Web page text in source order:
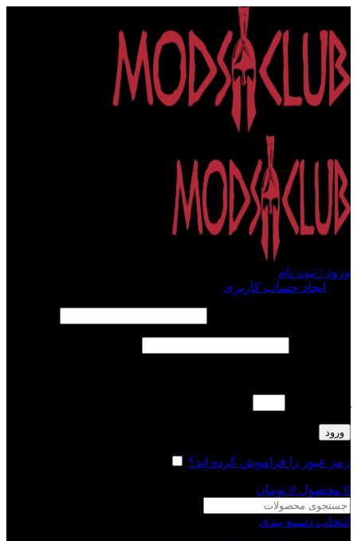
ورود / ثبت نام
ایجاد حساب کاربری
ورود
رمز عبور را فراموش کرده اید؟
0 محصول 0 تومان
انتخاب دسته بندی